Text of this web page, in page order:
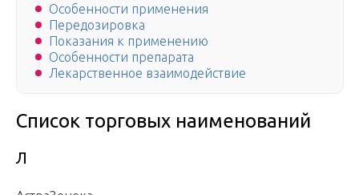
Особенности применения
Передозировка
Показания к применению
Особенности препарата
Лекарственное взаимодействие
Список торговых наименований
Л